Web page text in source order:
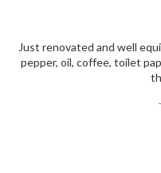
Just renovated and well
pepper, oil, coffee, toilet